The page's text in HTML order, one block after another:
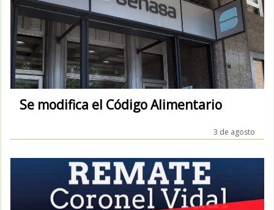
Se modifica el Código Alimentario
3 de agosto